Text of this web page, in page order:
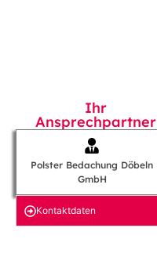
Ihr
Ansprechpartner
Polster Bedachung Döbeln
GmbH
Kontakt­daten